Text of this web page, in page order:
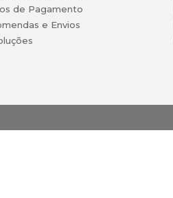
de Pagamento
e Envios